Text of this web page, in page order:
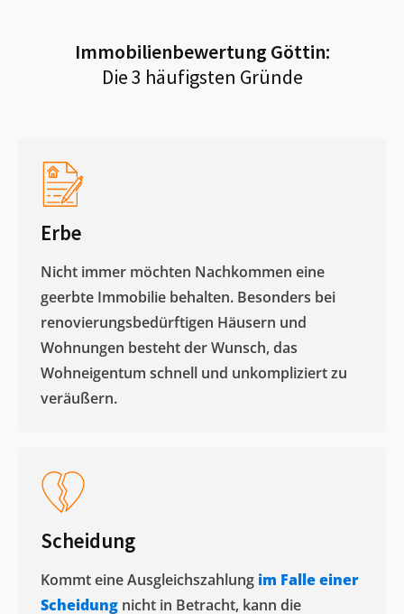
Immobilienbewertung Göttin:
Die 3 häufigsten Gründe
Erbe
Nicht immer möchten Nachkommen eine
geerbte Immobilie behalten. Besonders bei
renovierungsbedürftigen Häusern und
Wohnungen besteht der Wunsch, das
Wohneigentum schnell und unkompliziert zu
veräußern. ​
Scheidung
Kommt eine Ausgleichszahlung im Falle einer
Scheidung nicht in Betracht, kann die